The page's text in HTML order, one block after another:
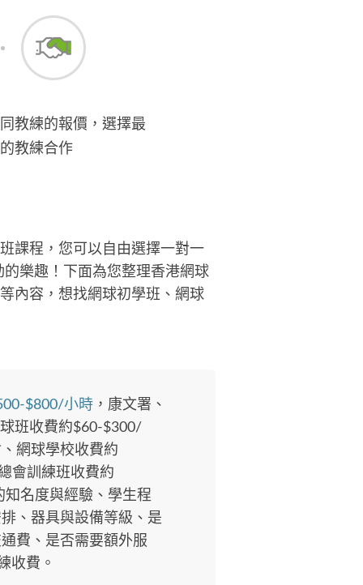
教練的報價，選擇最
教練合作
課程，您可以自由選擇一對一
樂趣！下面為您整理香港網球
內容，想找網球初學班、網球
$800/小時，康文署、
班收費約$60-$300/
網球學校收費約
會訓練班收費約
名度與經驗、學生程
、器具與設備等級、是
費、是否需要額外服
收費。